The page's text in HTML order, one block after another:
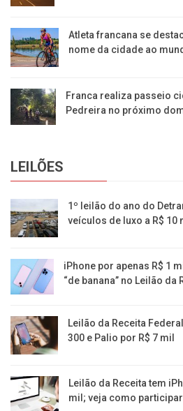
Atleta francana se
nome da cidade ao
Franca realiza passeio
Pedreira no próximo
LEILÕES
1º leilão do ano do
veículos de luxo a R$ 10
iPhone por apenas R$ 1
“de banana” no Leilão da
Leilão da Receita
300 e Palio por R$ 7 mil
Leilão da Receita tem
mil; veja como participar